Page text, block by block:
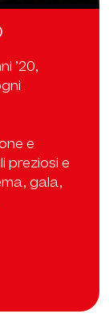
’20,
e
preziosi e
gala,